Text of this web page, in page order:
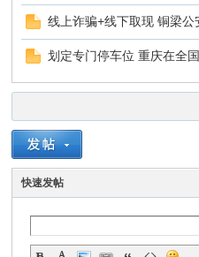
线上诈骗+线下取现 铜梁公
划定专门停车位 重庆在全
快速发帖